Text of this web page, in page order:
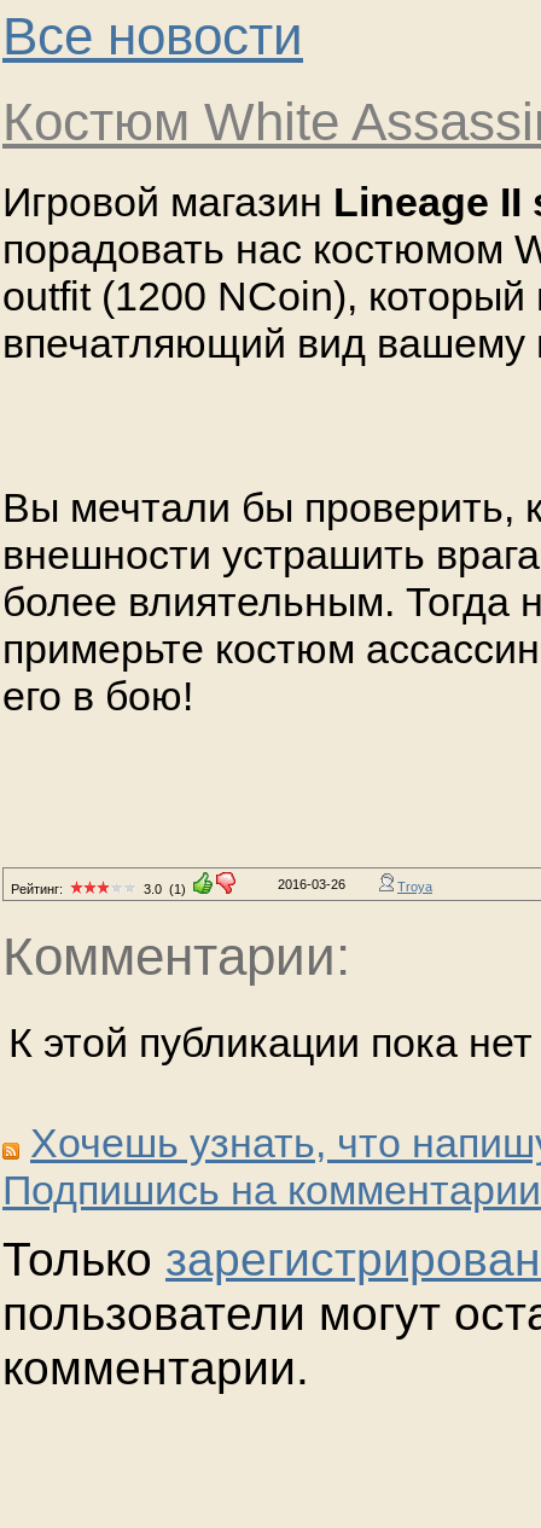
Все новости
Костюм White
Игровой магазин Lineage II
порадовать нас костюмом
outfit (1200 NCoin), который
впечатляющий вид вашему
Вы мечтали бы проверить,
внешности устрашить
более влиятельным. Тогда
примерьте костюм
его в бою!
Рейтинг: 3.0 (1) 2016-03-26 Troya
Комментарии:
К этой публикации пока
Хочешь узнать, что
Подпишись на
Только
пользователи могут
комментарии.